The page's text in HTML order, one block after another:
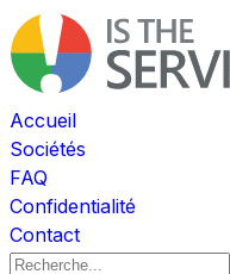
Accueil
Sociétés
FAQ
Confidentialité
Contact